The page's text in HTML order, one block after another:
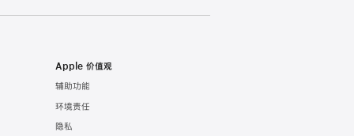
Apple 价值观
辅助功能
环境责任
隐私